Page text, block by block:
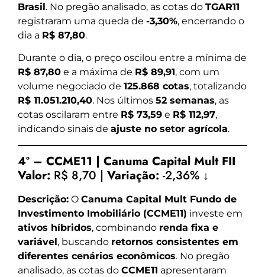
Brasil. No pregão analisado, as cotas do TGAR11
registraram uma queda de -3,30%, encerrando o
dia a R$ 87,80.
Durante o dia, o preço oscilou entre a mínima de
R$ 87,80 e a máxima de R$ 89,91, com um
volume negociado de 125.868 cotas, totalizando
R$ 11.051.210,40. Nos últimos 52 semanas, as
cotas oscilaram entre R$ 73,59 e R$ 112,97,
indicando sinais de ajuste no setor agrícola.
4º – CCME11 | Canuma Capital Mult FII
Valor: R$ 8,70 | Variação: -2,36% ↓
Descrição: O Canuma Capital Mult Fundo de
Investimento Imobiliário (CCME11) investe em
ativos híbridos, combinando renda fixa e
variável, buscando retornos consistentes em
diferentes cenários econômicos. No pregão
analisado, as cotas do CCME11 apresentaram